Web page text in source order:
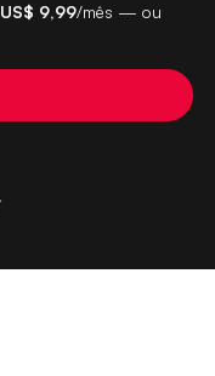
US$ 9,99/mês — ou